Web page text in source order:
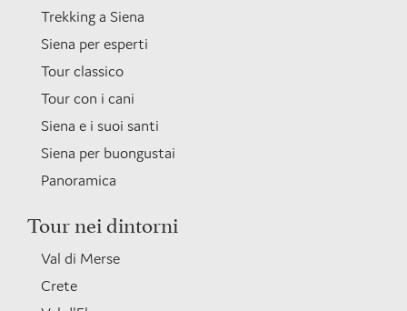
Trekking a Siena
Siena per esperti
Tour classico
Tour con i cani
Siena e i suoi santi
Siena per buongustai
Panoramica
Tour nei dintorni
Val di Merse
Crete